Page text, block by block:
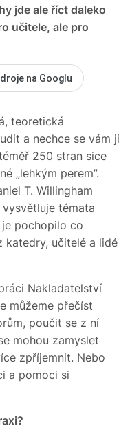
jde ale říct daleko
učitele, ale pro
na Googlu
teoretická
a nechce se vám ji
250 stran sice
„lehkým perem”.
T. Willingham
témata
pochopilo co
katedry, učitelé a lidé
Nakladatelství
můžeme přečíst
poučit se z ní
mohou zamyslet
zpříjemnit. Nebo
a pomoci si